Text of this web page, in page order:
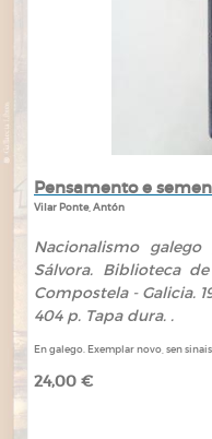
Pensamento e
Vilar Ponte, Antón
Nacionalismo
Sálvora. Biblioteca
Compostela - Galicia.
404 p. Tapa dura. .
En galego. Exemplar novo, sen sinais
24,00 €